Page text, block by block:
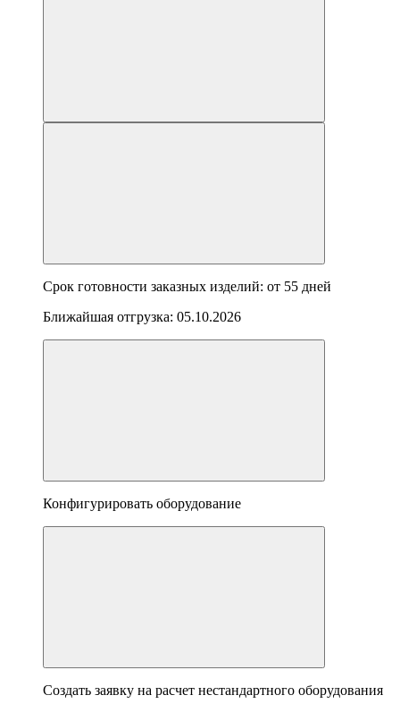
Срок готовности заказных изделий: от 55 дней
Ближайшая отгрузка: 05.10.2026
Конфигурировать оборудование
Создать заявку на расчет нестандартного оборудования